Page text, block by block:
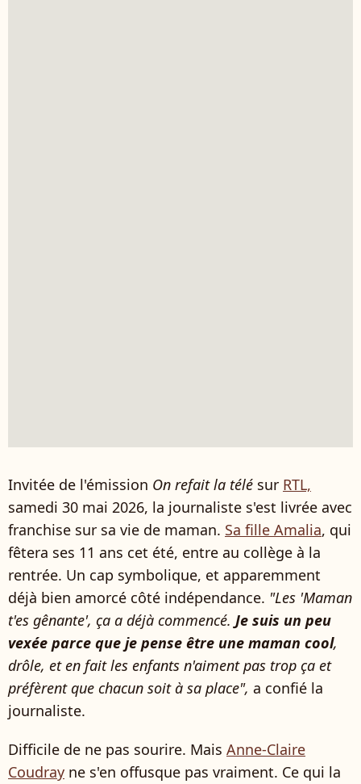
Invitée de l'émission On refait la télé sur RTL,
samedi 30 mai 2026, la journaliste s'est livrée avec
franchise sur sa vie de maman. Sa fille Amalia, qui
fêtera ses 11 ans cet été, entre au collège à la
rentrée. Un cap symbolique, et apparemment
déjà bien amorcé côté indépendance. "Les 'Maman
t'es gênante', ça a déjà commencé. Je suis un peu
vexée parce que je pense être une maman cool,
drôle, et en fait les enfants n'aiment pas trop ça et
préfèrent que chacun soit à sa place", a confié la
journaliste.
Difficile de ne pas sourire. Mais Anne-Claire
Coudray ne s'en offusque pas vraiment. Ce qui la